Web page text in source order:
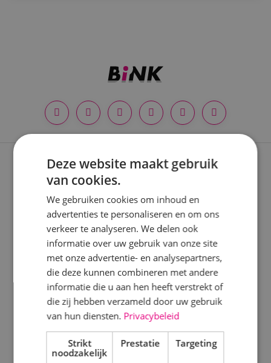
Locatie
Kaatsheuvel
Sprundel
Specialisme
Beveiligingstechniek
Elektrotechniek
Energietechniek
Staf
Expertises
Nieuwbouwprojecten
Verbouwprojecten
Energieneutraal bouwen
Onderhoud
Keuringen
Disciplines
Deze website maakt gebruik
van cookies.
We gebruiken cookies om inhoud en
advertenties te personaliseren en om ons
verkeer te analyseren. We delen ook
informatie over uw gebruik van onze site
met onze advertentie- en analysepartners,
die deze kunnen combineren met andere
informatie die u aan hen heeft verstrekt of
die zij hebben verzameld door uw gebruik
van hun diensten. Privacybeleid
Strikt
noodzakelijk
Prestatie Targeting